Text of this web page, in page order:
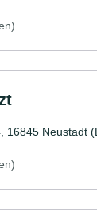
16845 Neustadt